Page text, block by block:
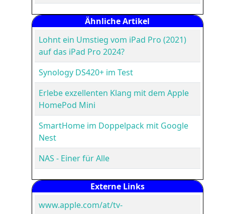
Ähnliche Artikel
Lohnt ein Umstieg vom iPad Pro (2021)
auf das iPad Pro 2024?
Synology DS420+ im Test
Erlebe exzellenten Klang mit dem Apple
HomePod Mini
SmartHome im Doppelpack mit Google
Nest
NAS - Einer für Alle
Externe Links
www.apple.com/at/tv-